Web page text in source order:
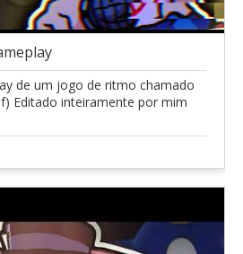
de um jogo de ritmo chamado
Editado inteiramente por mim